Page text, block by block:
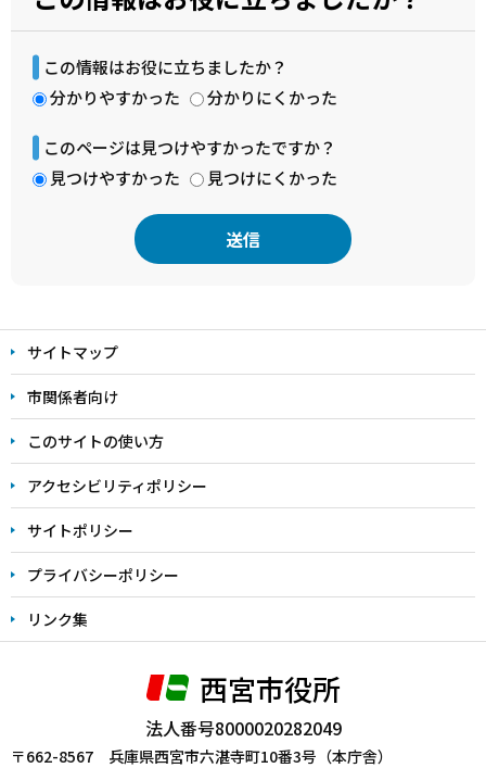
この情報はお役に立ちましたか？
分かりやすかった
分かりにくかった
このページは見つけやすかったですか？
見つけやすかった
見つけにくかった
文
こ
こ
ま
で
サイトマップ
市関係者向け
このサイトの使い方
アクセシビリティポリシー
サイトポリシー
プライバシーポリシー
リンク集
西宮市役所
法人番号8000020282049
〒662-8567 兵庫県西宮市六湛寺町10番3号（本庁舎）